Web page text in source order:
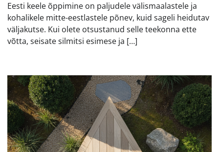
Eesti keele õppimine on paljudele välismaalastele ja
kohalikele mitte-eestlastele põnev, kuid sageli heidutav
väljakutse. Kui olete otsustanud selle teekonna ette
võtta, seisate silmitsi esimese ja […]